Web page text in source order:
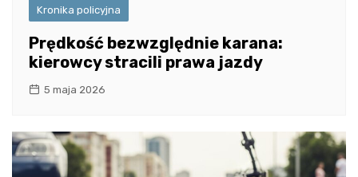
Kronika policyjna
Prędkość bezwzględnie karana:
kierowcy stracili prawa jazdy
5 maja 2026